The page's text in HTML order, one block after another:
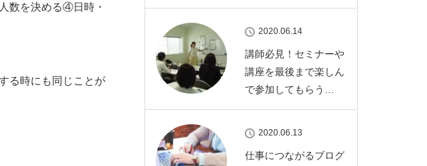
数を決める④日時・
る時にも同じことが
2020.06.14
講師必見！セミナーや
講座を最後まで楽しん
で参加してもらう…
2020.06.13
仕事につながるブログ